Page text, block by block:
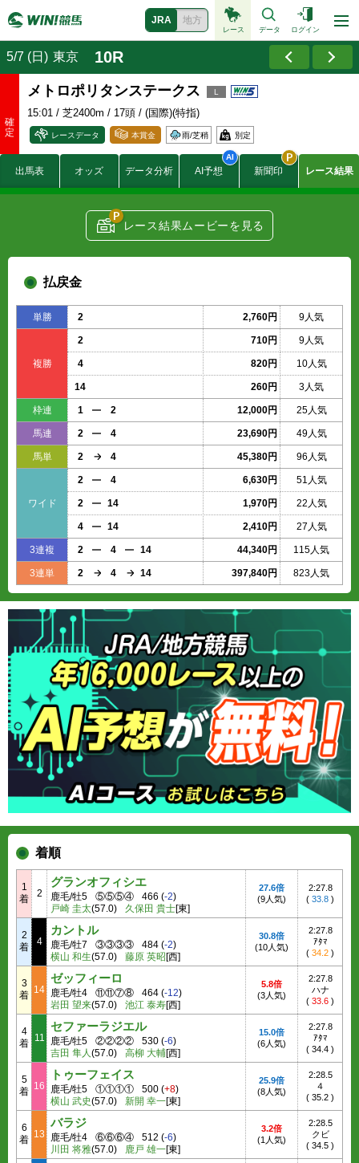
JRA 地方
レース データ ログイン
5/7 (日) 東京 10R
メトロポリタンステークス
15:01 / 芝2400m / 17頭 / (国際)(特指)
レースデータ 本賞金
(万円)
2800
1100
700
280
付加賞金
37.1
10.6
雨/芝稍 別定
出馬表 オッズ データ分析 AI予想 新聞印 レース結果
レース結果ムービーを見る
払戻金
単勝 2 2,760円 9人気
複勝
2 710円 9人気
4 820円 10人気
14 260円 3人気
枠連 1 2 12,000円 25人気
馬連 2 4 23,690円 49人気
馬単 2 4 45,380円 96人気
ワイド
2 4 6,630円 51人気
2 14 1,970円 22人気
4 14 2,410円 27人気
3連複 2 4 14 44,340円 115人気
3連単 2 4 14 397,840円 823人気
着順
1
着
2
グランオフィシエ
鹿毛/牡5 ⑤⑤⑤④ 466 (-2)
戸崎 圭太(57.0) 久保田 貴士[東]
27.6倍
(9人気)
2:27.8
( 33.8 )
2
着
4
カントル
鹿毛/牡7 ③③③③ 484 (-2)
横山 和生(57.0) 藤原 英昭[西]
30.8倍
(10人気)
2:27.8
ｱﾀﾏ
( 34.2 )
3
着 14
ゼッフィーロ
鹿毛/牡4 ⑪⑪⑦⑧ 464 (-12)
岩田 望来(57.0) 池江 泰寿[西]
5.8倍
(3人気)
2:27.8
ハナ
( 33.6 )
4
着 11
セファーラジエル
鹿毛/牡5 ②②②② 530 (-6)
吉田 隼人(57.0) 高柳 大輔[西]
15.0倍
(6人気)
2:27.8
ｱﾀﾏ
( 34.4 )
5
着 16
トゥーフェイス
鹿毛/牡5 ①①①① 500 (+8)
横山 武史(57.0) 新開 幸一[東]
25.9倍
(8人気)
2:28.5
４
( 35.2 )
6
着 13
バラジ
鹿毛/牡4 ⑥⑥⑥④ 512 (-6)
川田 将雅(57.0) 鹿戸 雄一[東]
3.2倍
(1人気)
2:28.5
クビ
( 34.5 )